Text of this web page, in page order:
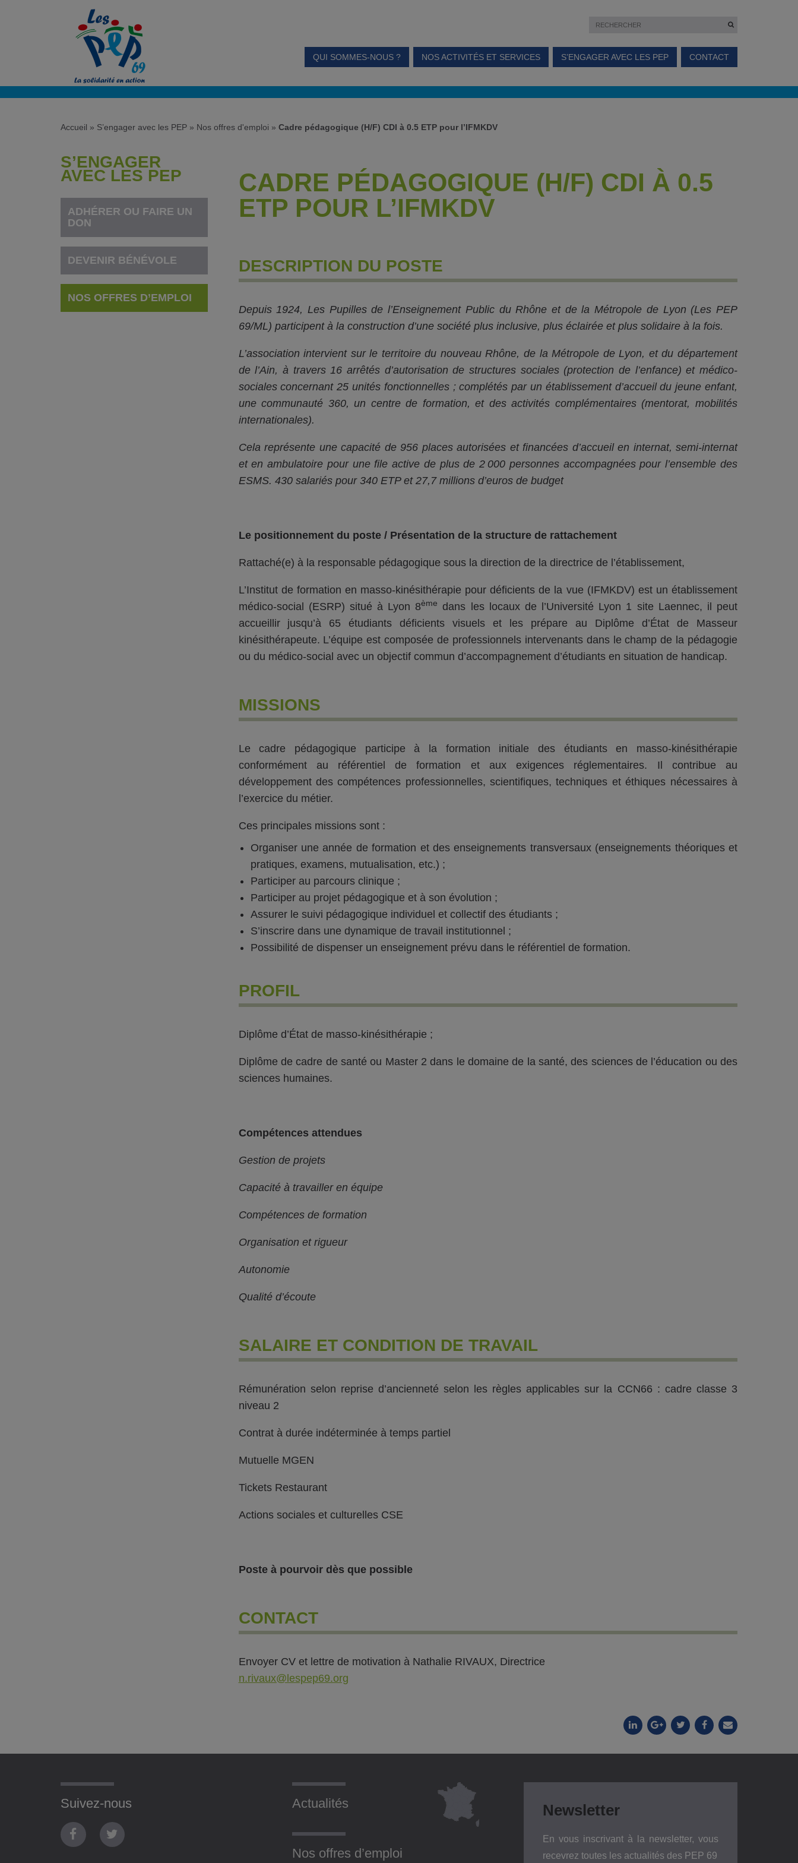
QUI SOMMES-NOUS ? NOS ACTIVITÉS ET SERVICES S’ENGAGER AVEC LES PEP CONTACT
Accueil » S’engager avec les PEP » Nos offres d'emploi » Cadre pédagogique (H/F) CDI à 0.5 ETP pour l’IFMKDV
S’ENGAGER
AVEC LES PEP
ADHÉRER OU FAIRE UN
DON
DEVENIR BÉNÉVOLE
NOS OFFRES D’EMPLOI
CADRE PÉDAGOGIQUE (H/F) CDI À 0.5
ETP POUR L’IFMKDV
DESCRIPTION DU POSTE
Depuis 1924, Les Pupilles de l’Enseignement Public du Rhône et de la Métropole de Lyon (Les PEP
69/ML) participent à la construction d’une société plus inclusive, plus éclairée et plus solidaire à la fois.
L’association intervient sur le territoire du nouveau Rhône, de la Métropole de Lyon, et du département
de l’Ain, à travers 16 arrêtés d’autorisation de structures sociales (protection de l’enfance) et médico-
sociales concernant 25 unités fonctionnelles ; complétés par un établissement d’accueil du jeune enfant,
une communauté 360, un centre de formation, et des activités complémentaires (mentorat, mobilités
internationales).
Cela représente une capacité de 956 places autorisées et financées d’accueil en internat, semi-internat
et en ambulatoire pour une file active de plus de 2 000 personnes accompagnées pour l’ensemble des
ESMS. 430 salariés pour 340 ETP et 27,7 millions d’euros de budget
Le positionnement du poste / Présentation de la structure de rattachement
Rattaché(e) à la responsable pédagogique sous la direction de la directrice de l’établissement,
L’Institut de formation en masso-kinésithérapie pour déficients de la vue (IFMKDV) est un établissement
médico-social (ESRP) situé à Lyon 8ème
dans les locaux de l’Université Lyon 1 site Laennec, il peut
accueillir jusqu’à 65 étudiants déficients visuels et les prépare au Diplôme d’État de Masseur
kinésithérapeute. L’équipe est composée de professionnels intervenants dans le champ de la pédagogie
ou du médico-social avec un objectif commun d’accompagnement d’étudiants en situation de handicap.
MISSIONS
Le cadre pédagogique participe à la formation initiale des étudiants en masso-kinésithérapie
conformément au référentiel de formation et aux exigences réglementaires. Il contribue au
développement des compétences professionnelles, scientifiques, techniques et éthiques nécessaires à
l’exercice du métier.
Ces principales missions sont :
Organiser une année de formation et des enseignements transversaux (enseignements théoriques et
pratiques, examens, mutualisation, etc.) ;
Participer au parcours clinique ;
Participer au projet pédagogique et à son évolution ;
Assurer le suivi pédagogique individuel et collectif des étudiants ;
S’inscrire dans une dynamique de travail institutionnel ;
Possibilité de dispenser un enseignement prévu dans le référentiel de formation.
PROFIL
Diplôme d’État de masso-kinésithérapie ;
Diplôme de cadre de santé ou Master 2 dans le domaine de la santé, des sciences de l’éducation ou des
sciences humaines.
Compétences attendues
Gestion de projets
Capacité à travailler en équipe
Compétences de formation
Organisation et rigueur
Autonomie
Qualité d’écoute
SALAIRE ET CONDITION DE TRAVAIL
Rémunération selon reprise d’ancienneté selon les règles applicables sur la CCN66 : cadre classe 3
niveau 2
Contrat à durée indéterminée à temps partiel
Mutuelle MGEN
Tickets Restaurant
Actions sociales et culturelles CSE
Poste à pourvoir dès que possible
CONTACT
Envoyer CV et lettre de motivation à Nathalie RIVAUX, Directrice
n.rivaux@lespep69.org
Suivez-nous Actualités
Nos offres d’emploi
Newsletter
En vous inscrivant à la newsletter, vous
recevrez toutes les actualités des PEP 69